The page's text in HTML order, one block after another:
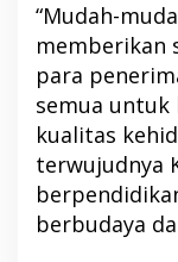
“Mudah-
memberikan
para
semua untuk
kualitas
terwujudnya
berbudaya